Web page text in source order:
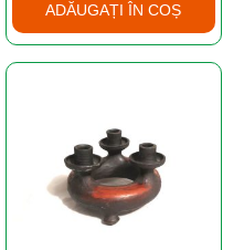
ADĂUGAȚI ÎN COȘ